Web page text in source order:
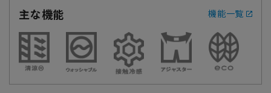
主な機能
機能一覧